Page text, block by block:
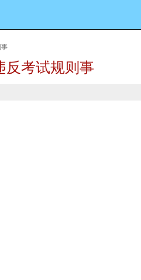
反考试规则事